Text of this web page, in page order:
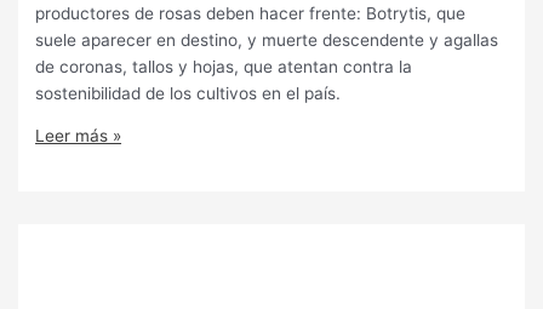
productores de rosas deben hacer frente: Botrytis, que
suele aparecer en destino, y muerte descendente y agallas
de coronas, tallos y hojas, que atentan contra la
sostenibilidad de los cultivos en el país.
Leer más »